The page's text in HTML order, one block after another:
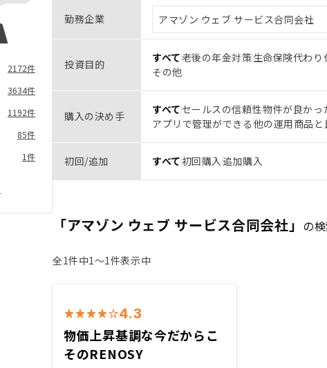
2172件
3634件
1192件
85件
1件
勤務企業
投資目的 すべて老後の年金対策生命保険代わり
その他
購入の決め手 すべてセールスの信頼性物件が良かっ
アプリで管理ができる 他の運用商品と
初回/追加 すべて初回購入 追加購入
「アマゾン ウェブ サービス合同会社」 の
全1件中1〜1件表示中
4.3
物価上昇基調な今だからこ
そのRENOSY